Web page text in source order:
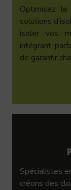
Optimisez
solutions
isoler vos
intégrant
de garantir
Spécialistes
créons des